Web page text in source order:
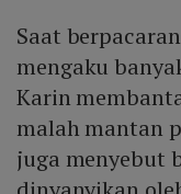
Saat
mengaku
Karin
malah mantan
juga menyebut